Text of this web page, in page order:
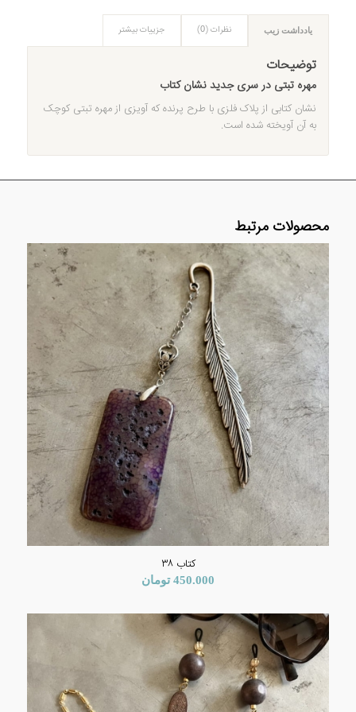
یادداشت زیب نظرات (0) جزییات بیشتر
توضیحات
مهره تبتی در سری جدید نشان کتاب
نشان کتابی از پلاک فلزی با طرح پرنده که آویزی از مهره تبتی کوچک
به آن آویخته شده است.
محصولات مرتبط
کتاب ۳۸
450.000 تومان